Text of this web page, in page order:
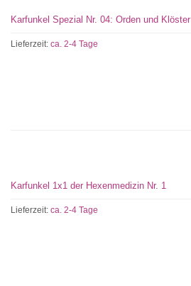
Karfunkel Spezial Nr. 04: Orden und Klöster
Lieferzeit: ca. 2-4 Tage
Karfunkel 1x1 der Hexenmedizin Nr. 1
Lieferzeit: ca. 2-4 Tage